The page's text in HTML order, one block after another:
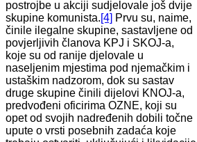
postrojbe u akciji sudjelovale još dvije
skupine komunista.[4] Prvu su, naime,
činile ilegalne skupine, sastavljene od
povjerljivih članova KPJ i SKOJ-a,
koje su od ranije djelovale u
naseljenim mjestima pod njemačkim i
ustaškim nadzorom, dok su sastav
druge skupine činili dijelovi KNOJ-a,
predvođeni oficirima OZNE, koji su
opet od svojih nadređenih dobili točne
upute o vrsti posebnih zadaća koje